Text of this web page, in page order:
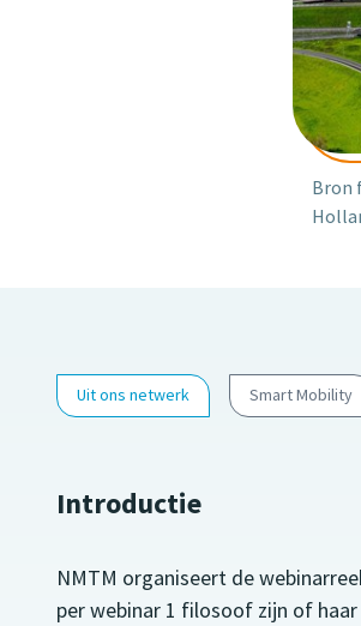
Bron
Uit ons netwerk Smart Mobility
Introductie
NMTM organiseert de
per webinar 1 filosoof zijn of